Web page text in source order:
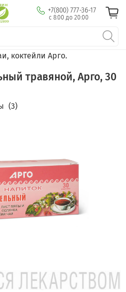
+7(800) 777-36-17
с 8:00 до 20:00
коктейли Арго.
травяной, Арго, 30
(3)